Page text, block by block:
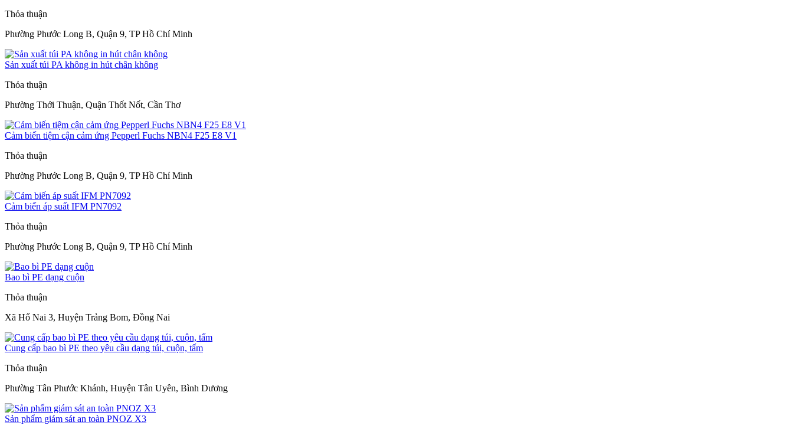
Thỏa thuận
Phường Phước Long B, Quận 9, TP Hồ Chí Minh
Sản xuất túi PA không in hút chân không
Thỏa thuận
Phường Thới Thuận, Quận Thốt Nốt, Cần Thơ
Cảm biến tiệm cận cảm ứng Pepperl Fuchs NBN4 F25 E8 V1
Thỏa thuận
Phường Phước Long B, Quận 9, TP Hồ Chí Minh
Cảm biến áp suất IFM PN7092
Thỏa thuận
Phường Phước Long B, Quận 9, TP Hồ Chí Minh
Bao bì PE dạng cuộn
Thỏa thuận
Xã Hố Nai 3, Huyện Trảng Bom, Đồng Nai
Cung cấp bao bì PE theo yêu cầu dạng túi, cuộn, tấm
Thỏa thuận
Phường Tân Phước Khánh, Huyện Tân Uyên, Bình Dương
Sản phẩm giám sát an toàn PNOZ X3